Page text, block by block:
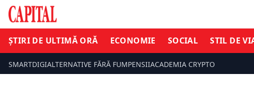
ȘTIRI DE ULTIMĂ ORĂ ECONOMIE SOCIAL STIL DE
SMARTDIGIALTERNATIVE FĂRĂ FUMPENSIIACADEMIA CRYPTO